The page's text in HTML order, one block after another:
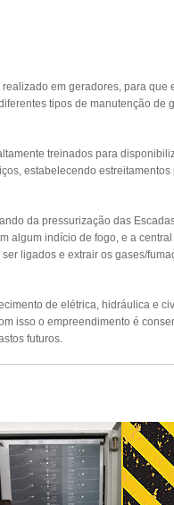
em geradores, para que
tipos de manutenção de
treinados para
estabelecendo
da pressurização das
algum indício de fogo, e a
ligados e extrair os gases/
de elétrica, hidráulica e
isso o empreendimento é
futuros.